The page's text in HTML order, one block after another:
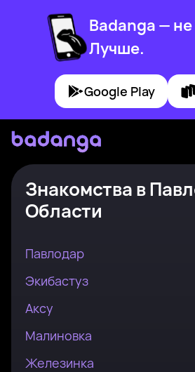
Badanga —
Лучше.
Google Play
Знакомствав
Области
Павлодар
Экибастуз
Аксу
Малиновка
Железинка